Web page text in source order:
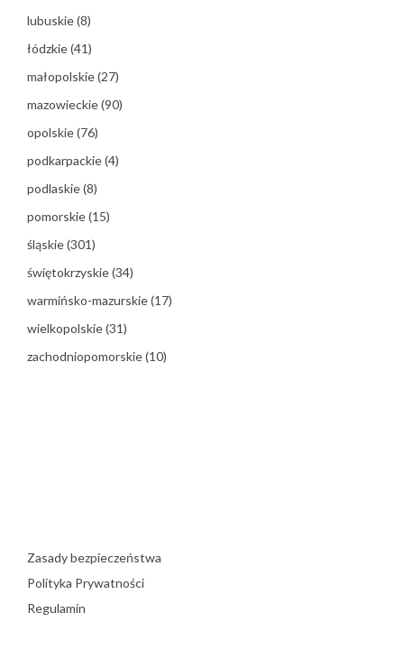
lubuskie(8)
łódzkie(41)
małopolskie(27)
mazowieckie(90)
opolskie(76)
podkarpackie(4)
podlaskie(8)
pomorskie(15)
śląskie(301)
świętokrzyskie(34)
warmińsko-mazurskie(17)
wielkopolskie(31)
zachodniopomorskie(10)
Zasady bezpieczeństwa
Polityka Prywatności
Regulamin